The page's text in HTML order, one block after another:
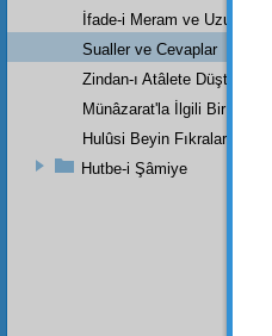
İfade-i Meram ve Uzunca
Sualler ve Cevaplar
Zindan-ı Atâlete
Münâzarat'la İlgili Bir Mektup
Hulûsi Beyin Fıkraları
Hutbe-i Şâmiye